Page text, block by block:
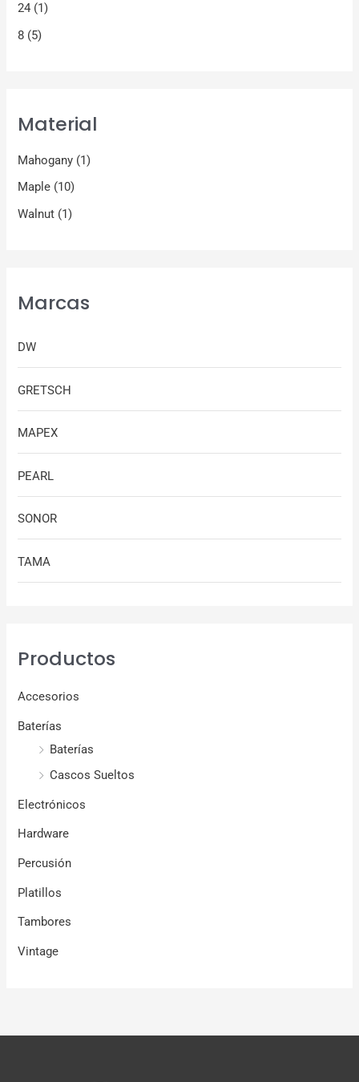
24 (1)
8 (5)
Material
Mahogany (1)
Maple (10)
Walnut (1)
Marcas
DW
GRETSCH
MAPEX
PEARL
SONOR
TAMA
Productos
Accesorios
Baterías
Baterías
Cascos Sueltos
Electrónicos
Hardware
Percusión
Platillos
Tambores
Vintage